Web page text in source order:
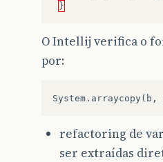
}
O Intellij verifica o
por:
refactoring de
ser extraídas